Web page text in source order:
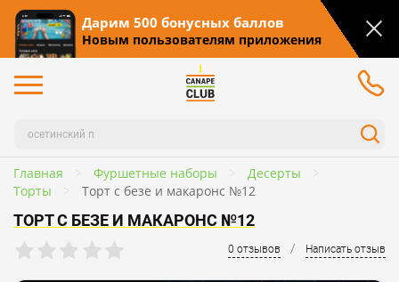
Дарим 500 бонусных баллов
Новым пользователям приложения
Главная Фуршетные наборы
Десерты
Торты
Торт с безе и макаронс №12
ТОРТ С БЕЗЕ И МАКАРОНС №12
0 отзывов / Написать отзыв